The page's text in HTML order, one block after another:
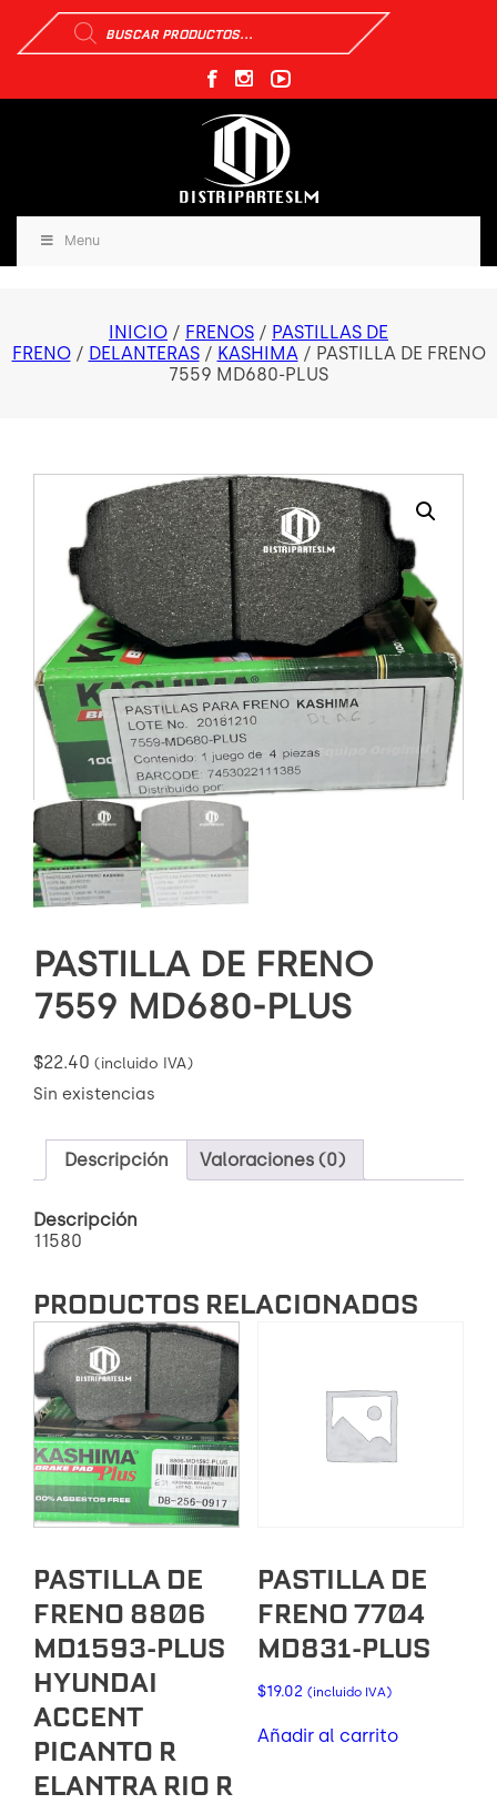
Búsqueda
de
productos
Menu
INICIO / FRENOS / PASTILLAS DE
FRENO/ DELANTERAS/ KASHIMA/ PASTILLA DE FRENO
7559 MD680-PLUS
PASTILLA DE FRENO
7559 MD680-PLUS
$22.40 (incluido IVA)
Sin existencias
Descripción Valoraciones (0)
Descripción
11580
PRODUCTOS RELACIONADOS
PASTILLA DE
FRENO 8806
MD1593-PLUS
HYUNDAI
ACCENT
PICANTO R
ELANTRA RIO R
PASTILLA DE
FRENO 7704
MD831-PLUS
$19.02 (incluido IVA)
Añadir al carrito